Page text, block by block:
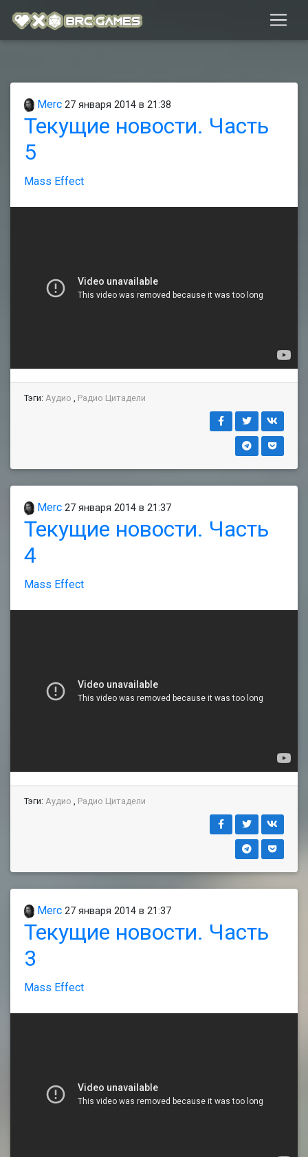
Merc 27 января 2014 в 21:38
Текущие новости. Часть
5
Mass Effect
Тэги: Аудио , Радио Цитадели
Merc 27 января 2014 в 21:37
Текущие новости. Часть
4
Mass Effect
Тэги: Аудио , Радио Цитадели
Merc 27 января 2014 в 21:37
Текущие новости. Часть
3
Mass Effect